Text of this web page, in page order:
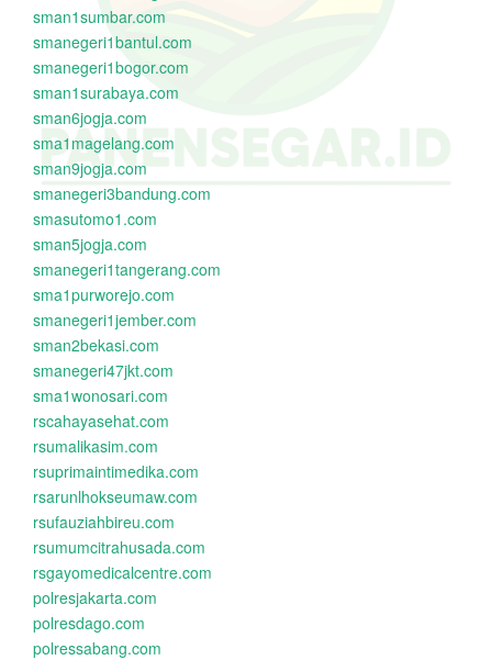
sman1sumbar.com
smanegeri1bantul.com
smanegeri1bogor.com
sman1surabaya.com
sman6jogja.com
sma1magelang.com
sman9jogja.com
smanegeri3bandung.com
smasutomo1.com
sman5jogja.com
smanegeri1tangerang.com
sma1purworejo.com
smanegeri1jember.com
sman2bekasi.com
smanegeri47jkt.com
sma1wonosari.com
rscahayasehat.com
rsumalikasim.com
rsuprimaintimedika.com
rsarunlhokseumaw.com
rsufauziahbireu.com
rsumumcitrahusada.com
rsgayomedicalcentre.com
polresjakarta.com
polresdago.com
polressabang.com